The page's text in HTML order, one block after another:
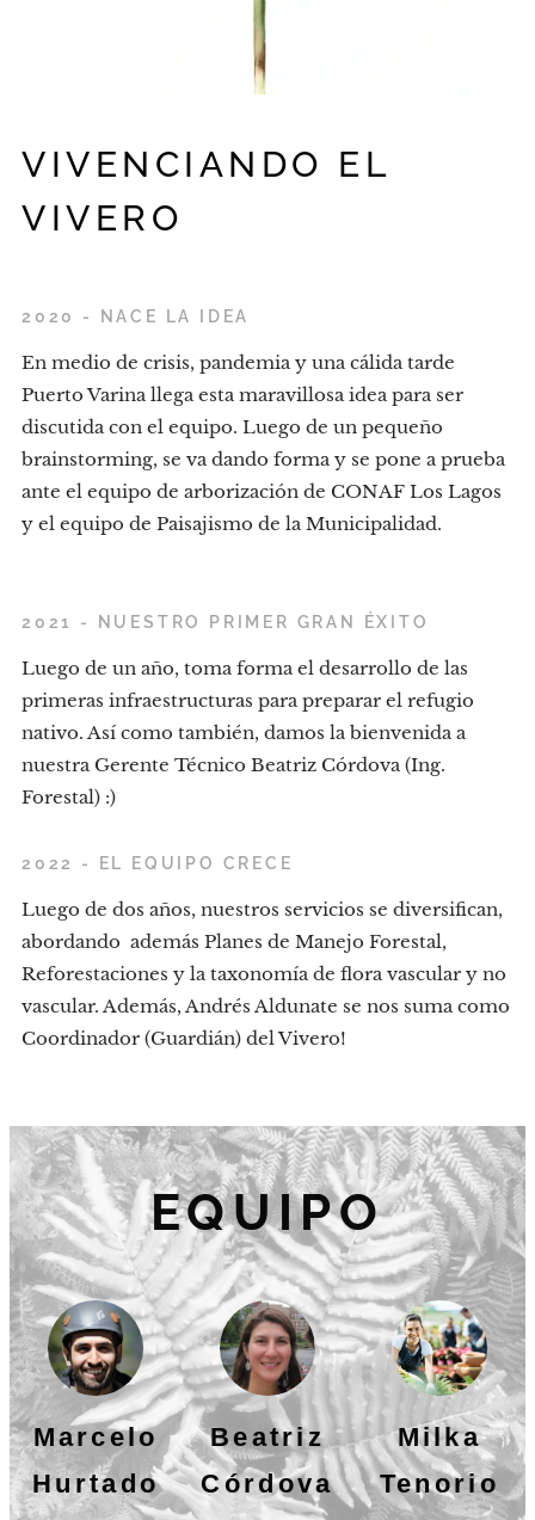
VIVENCIANDO EL
VIVERO
2020 - NACE LA IDEA
En medio de crisis, pandemia y una cálida tarde
Puerto Varina llega esta maravillosa idea para ser
discutida con el equipo. Luego de un pequeño
brainstorming, se va dando forma y se pone a prueba
ante el equipo de arborización de CONAF Los Lagos
y el equipo de Paisajismo de la Municipalidad.
2021 - NUESTRO PRIMER GRAN ÉXITO
Luego de un año, toma forma el desarrollo de las
primeras infraestructuras para preparar el refugio
nativo. Así como también, damos la bienvenida a
nuestra Gerente Técnico Beatriz Córdova (Ing.
Forestal) :)
2022 - EL EQUIPO CRECE
Luego de dos años, nuestros servicios se diversifican,
abordando además Planes de Manejo Forestal,
Reforestaciones y la taxonomía de flora vascular y no
vascular. Además, Andrés Aldunate se nos suma como
Coordinador (Guardián) del Vivero!
EQUIPO
Marcelo
Hurtado
Beatriz
Córdova
Milka
Tenorio